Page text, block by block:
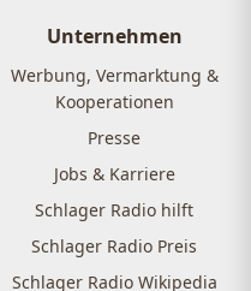
Unternehmen
Werbung, Vermarktung &
Kooperationen
Presse
Jobs & Karriere
Schlager Radio hilft
Schlager Radio Preis
Schlager Radio Wikipedia